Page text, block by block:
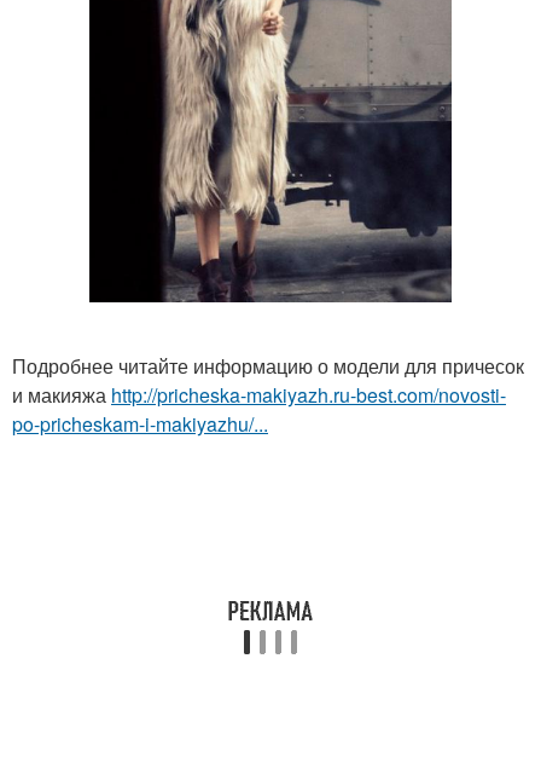
Подробнее читайте информацию о модели для причесок
и макияжа http://pricheska-makiyazh.ru-best.com/novosti-
po-pricheskam-i-makiyazhu/...